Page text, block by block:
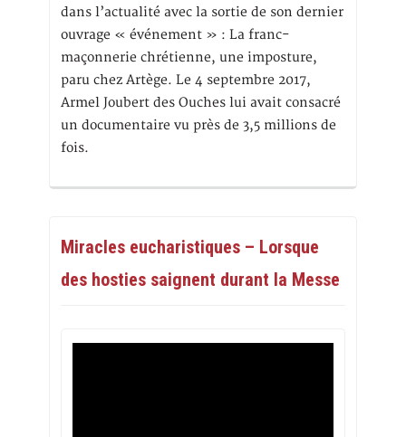
dans l’actualité avec la sortie de son dernier
ouvrage « événement » : La franc-
maçonnerie chrétienne, une imposture,
paru chez Artège. Le 4 septembre 2017,
Armel Joubert des Ouches lui avait consacré
un documentaire vu près de 3,5 millions de
fois.
Miracles eucharistiques – Lorsque
des hosties saignent durant la Messe